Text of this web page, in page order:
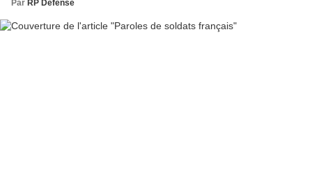
Par RP Defense